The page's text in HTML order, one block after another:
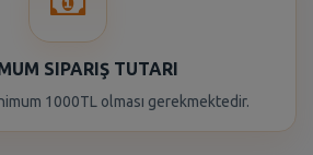
SIPARIŞ TUTARI
1000TL olması gerekmektedir.